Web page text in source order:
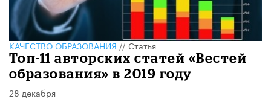
КАЧЕСТВО ОБРАЗОВАНИЯ//Статья
Топ-11 авторских статей «Вестей
образования» в 2019 году
28 декабря